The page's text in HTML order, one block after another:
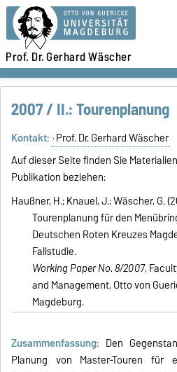
Prof. Dr.Gerhard Wäscher
2007 / II.: Tourenplanung
Kontakt: Prof. Dr. Gerhard Wäscher
Auf dieser Seite finden Sie
Publikation beziehen:
Haußner, H.; Knauel, J.; Wäscher, G.
Tourenplanung für den
Deutschen Roten Kreuzes
Fallstudie.
Working Paper No. 8/2007,
and Management, Otto von
Magdeburg.
Zusammenfassung: Den
Planung von Master-Touren für